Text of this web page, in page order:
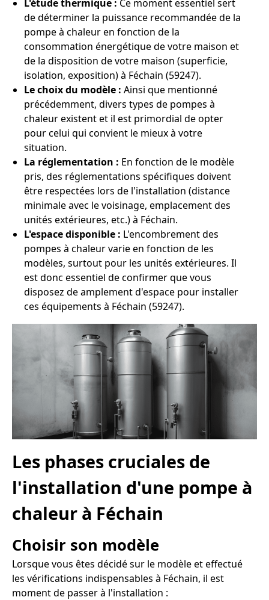
L'étude thermique : Ce moment essentiel sert
de déterminer la puissance recommandée de la
pompe à chaleur en fonction de la
consommation énergétique de votre maison et
de la disposition de votre maison (superficie,
isolation, exposition) à Féchain (59247).
Le choix du modèle : Ainsi que mentionné
précédemment, divers types de pompes à
chaleur existent et il est primordial de opter
pour celui qui convient le mieux à votre
situation.
La réglementation : En fonction de le modèle
pris, des réglementations spécifiques doivent
être respectées lors de l'installation (distance
minimale avec le voisinage, emplacement des
unités extérieures, etc.) à Féchain.
L'espace disponible : L'encombrement des
pompes à chaleur varie en fonction de les
modèles, surtout pour les unités extérieures. Il
est donc essentiel de confirmer que vous
disposez de amplement d'espace pour installer
ces équipements à Féchain (59247).
Les phases cruciales de
l'installation d'une pompe à
chaleur à Féchain
Choisir son modèle
Lorsque vous êtes décidé sur le modèle et effectué
les vérifications indispensables à Féchain, il est
moment de passer à l'installation :